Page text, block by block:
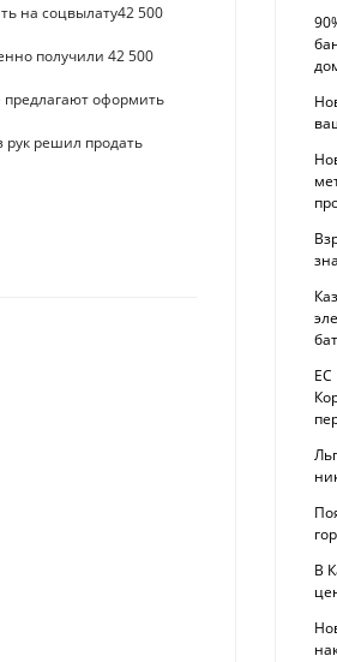
на соцвылату42 500
получили 42 500
предлагают оформить
рук решил продать
ЕС
В